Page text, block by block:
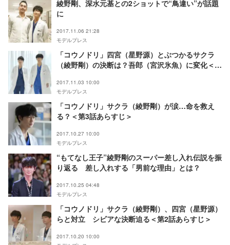
綾野剛、深水元基との2ショットで“鳥違い”が話題
に
2017.11.06 21:28
モデルプレス
「コウノドリ」四宮（星野源）とぶつかるサクラ
（綾野剛）の決断は？吾郎（宮沢氷魚）に変化＜第
2017.11.03 10:00
モデルプレス
「コウノドリ」サクラ（綾野剛）が涙…命を救え
る？＜第3話あらすじ＞
2017.10.27 10:00
モデルプレス
“もてなし王子”綾野剛のスーパー差し入れ伝説を振
り返る 差し入れする「男前な理由」とは？
2017.10.25 04:48
モデルプレス
「コウノドリ」サクラ（綾野剛）、四宮（星野源）
らと対立 シビアな決断迫る＜第2話あらすじ＞
2017.10.20 10:00